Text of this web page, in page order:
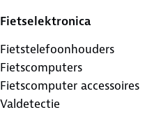
Fietselektronica
Fietstelefoonhouders
Fietscomputers
Fietscomputer accessoires
Valdetectie